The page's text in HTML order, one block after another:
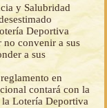
y Salubridad
Deportiva
convenir a sus
a sus
en
contará con la
Lotería Deportiva